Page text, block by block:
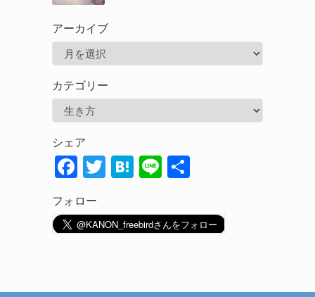
アーカイブ
カ
カテゴリー
ゴ
リ
シェア
F
e
b
T
itt
er
H
e
n
Li
e
フォロー